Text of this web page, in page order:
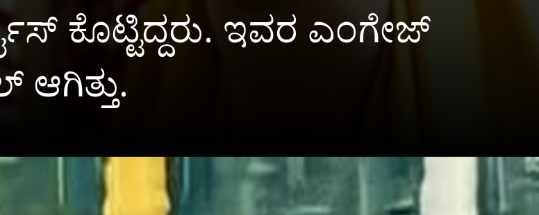
ಕೊಟ್ಟಿದ್ದರು. ಇವರ ಎಂಗೇಜ್